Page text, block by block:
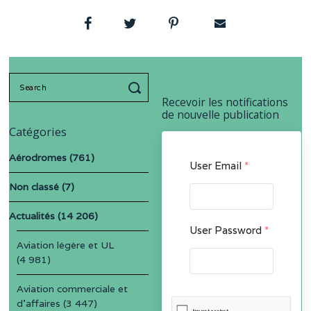
Recevoir les notifications
de nouvelle publication
User Email *
User Password *
Catégories
Aérodromes (761)
Non classé (7)
Actualités (14 206)
Aviation légère et UL
(4 981)
Aviation commerciale et
d'affaires (3 447)